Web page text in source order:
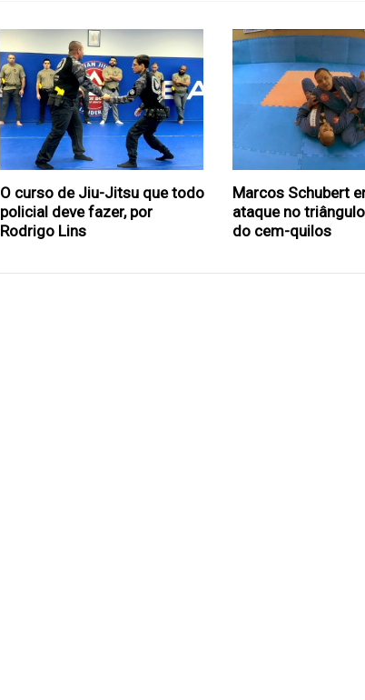
O curso de Jiu-Jitsu que todo
policial deve fazer, por
Rodrigo Lins
Marcos Schubert
ataque no
do cem-quilos